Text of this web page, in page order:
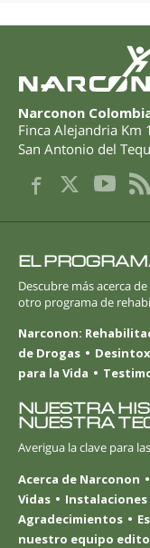
Narconon
Finca Alejandria Km
San Antonio del
EL
Descubre más acerca
otro programa de
Narconon:
de Drogas
para la Vida
NUESTRA
NUESTRA
Averigua la clave para
Acerca de Narconon
Vidas
Instalaciones
Agradecimientos
nuestro equipo